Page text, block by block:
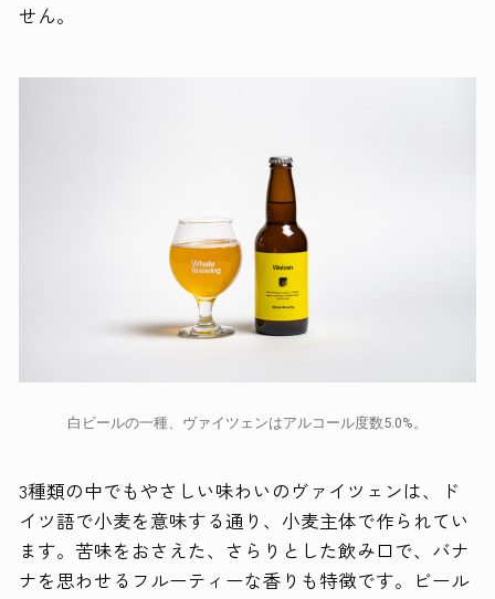
せん。
白ビールの一種、ヴァイツェンはアルコール度数5.0%。
3種類の中でもやさしい味わいのヴァイツェンは、ド
イツ語で小麦を意味する通り、小麦主体で作られてい
ます。苦味をおさえた、さらりとした飲み口で、バナ
ナを思わせるフルーティーな香りも特徴です。ビール